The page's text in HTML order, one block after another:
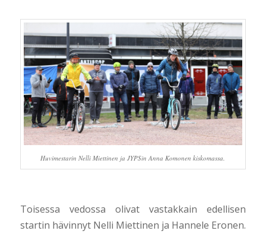
Huvimestarin Nelli Miettinen ja JYPSin Anna Komonen kiskomassa.
Toisessa vedossa olivat vastakkain edellisen
startin hävinnyt Nelli Miettinen ja Hannele Eronen.